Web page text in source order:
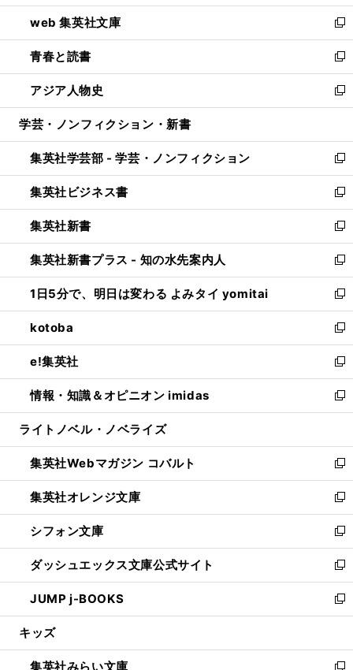
ン
ド
ウ
で
開
く
ウ
ィ
ン
ド
ウ
で
開
し
い
ウ
ィ
ン
ド
ウ
開
く
web 集英社文庫
新
し
い
ウ
ィ
ン
ウ
で
開
く
青春と読書
新
し
い
ウ
ン
ド
ウ
で
開
く
アジア人物史
新
し
ウ
ィ
ン
ド
ウ
で
開
く
学芸・ノンフィクション・新書
集英社学芸部 - 学芸・ノンフィクション
新
し
い
ウ
ィ
ン
ド
ウ
で
開
く
集英社ビジネス書
新
し
い
ウ
ィ
ン
ド
ウ
で
開
く
集英社新書
新
し
い
ウ
ィ
ン
ド
ウ
で
開
く
集英社新書プラス - 知の水先案内人
新
し
い
ウ
ィ
ン
ド
ウ
で
開
1日5分で、明日は変わる よみタイ yomitai
新
し
い
ウ
ィ
ン
ド
ウ
開
く
kotoba
新
し
い
ウ
ィ
ン
ウ
で
開
く
e!集英社
新
し
い
ウ
ン
ド
ウ
で
開
く
情報・知識＆オピニオン imidas
新
し
ウ
ィ
ン
ド
ウ
で
開
く
ライトノベル・ノベライズ
集英社Webマガジン コバルト
新
し
い
ウ
ィ
ン
ド
ウ
で
開
集英社オレンジ文庫
新
し
い
ウ
ィ
ン
ド
ウ
開
く
シフォン文庫
新
し
い
ウ
ィ
ン
ウ
で
ダッシュエックス文庫公式サイト
新
し
い
ウ
ン
JUMP j-BOOKS
新
し
ウ
キッズ
集英社みらい文庫